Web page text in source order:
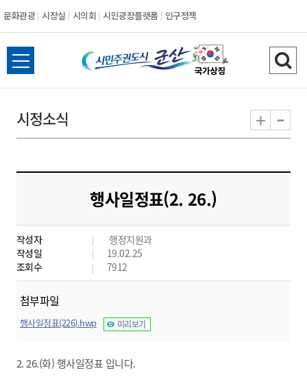
문화관광 시장실 시의회 시민광장플랫폼 인구정책
시
민
도
시
군
산
전
체
뉴
열
검
색
기
시정소식 + -
행사일정표(2. 26.)
작성자
행정지원과
작성일
19.02.25
조회수
7912
첨부파일
행사일정표(226).hwp 미리보기
2. 26.(화) 행사일정표 입니다.